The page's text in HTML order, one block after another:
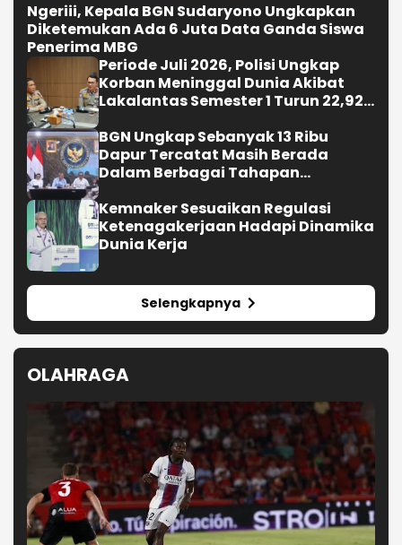
Ngeriii, Kepala BGN Sudaryono Ungkapkan
Diketemukan Ada 6 Juta Data Ganda Siswa
Penerima MBG
Periode Juli 2026, Polisi Ungkap
Korban Meninggal Dunia Akibat
Lakalantas Semester 1 Turun 22,92
BGN Ungkap Sebanyak 13 Ribu
Dapur Tercatat Masih Berada
Dalam Berbagai Tahapan
Siap Beroperasi
Kemnaker Sesuaikan Regulasi
Ketenagakerjaan Hadapi Dinamika
Dunia Kerja
Selengkapnya
OLAHRAGA